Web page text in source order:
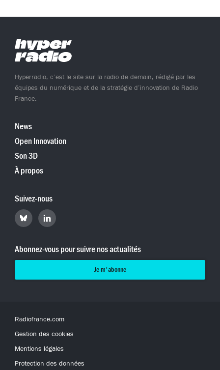
(Twitter)
Hyperradio, c’est le site sur la radio de demain, rédigé par les
équipes du numérique et de la stratégie d’innovation de Radio
France.
News
Open Innovation
Son 3D
À propos
Suivez-nous
Retrouvez
Hyperradio
Bluesky
Retrouvez
Hyperradio
LinkedIn
Abonnez-vous pour suivre nos actualités
Je m'abonne
Radiofrance.com
Gestion des cookies
Mentions légales
Protection des données